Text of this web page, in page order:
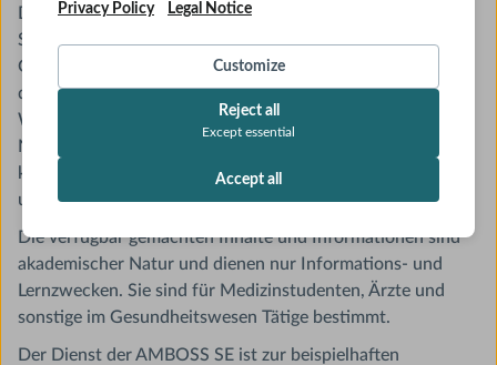
Privacy Policy Legal Notice
Customize
Reject all
Except essential
Accept all
Die Inhalte dieser Website werden mit größtmöglicher
Sorgfalt erstellt. Die AMBOSS SE übernimmt jedoch keine
Gewähr für die Richtigkeit, Vollständigkeit und Aktualität
der bereitgestellten Inhalte. Die Nutzung der Inhalte der
Website erfolgt auf eigene Gefahr des Nutzers. Mit der
Nutzung der Website der AMBOSS SE ohne Registrierung
kommt keinerlei Vertragsverhältnis zwischen dem Nutzer
und dem Anbieter zustande.
Die verfügbar gemachten Inhalte und Informationen sind
akademischer Natur und dienen nur Informations- und
Lernzwecken. Sie sind für Medizinstudenten, Ärzte und
sonstige im Gesundheitswesen Tätige bestimmt.
Der Dienst der AMBOSS SE ist zur beispielhaften